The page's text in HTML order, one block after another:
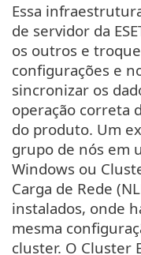
Essa
de servidor da
os outros e
configurações e
sincronizar os
operação correta
do produto. Um
grupo de nós em
Windows ou
Carga de Rede
instalados, onde
mesma
cluster. O Cluster